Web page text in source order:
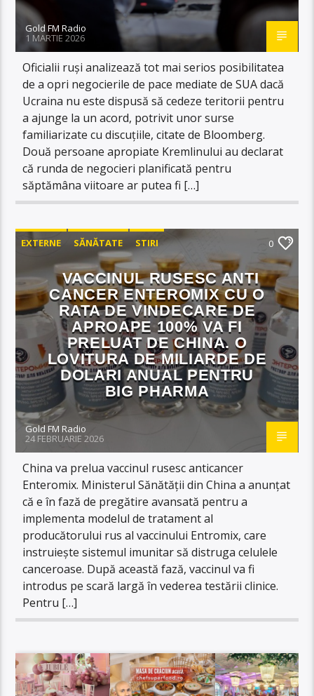
Gold FM Radio
1 MARTIE 2026
Oficialii ruși analizează tot mai serios posibilitatea
de a opri negocierile de pace mediate de SUA dacă
Ucraina nu este dispusă să cedeze teritorii pentru
a ajunge la un acord, potrivit unor surse
familiarizate cu discuțiile, citate de Bloomberg.
Două persoane apropiate Kremlinului au declarat
că runda de negocieri planificată pentru
săptămâna viitoare ar putea fi […]
EXTERNE SĂNĂTATE STIRI 0
VACCINUL RUSESC ANTI
CANCER ENTEROMIX CU O
RATA DE VINDECARE DE
APROAPE 100% VA FI
PRELUAT DE CHINA. O
LOVITURA DE MILIARDE DE
DOLARI ANUAL PENTRU
BIG PHARMA
Gold FM Radio
24 FEBRUARIE 2026
China va prelua vaccinul rusesc anticancer
Enteromix. Ministerul Sănătății din China a anunțat
că e în fază de pregătire avansată pentru a
implementa modelul de tratament al
producătorului rus al vaccinului Entromix, care
instruiește sistemul imunitar să distruga celulele
canceroase. După această fază, vaccinul va fi
introdus pe scară largă în vederea testării clinice.
Pentru […]